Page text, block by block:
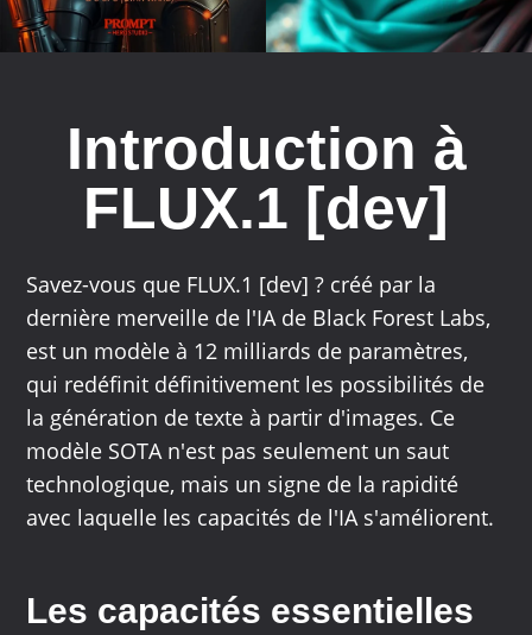
Introduction à
FLUX.1 [dev]
Savez-vous que FLUX.1 [dev] ? créé par la
dernière merveille de l'IA de Black Forest Labs,
est un modèle à 12 milliards de paramètres,
qui redéfinit définitivement les possibilités de
la génération de texte à partir d'images. Ce
modèle SOTA n'est pas seulement un saut
technologique, mais un signe de la rapidité
avec laquelle les capacités de l'IA s'améliorent.
Les capacités essentielles